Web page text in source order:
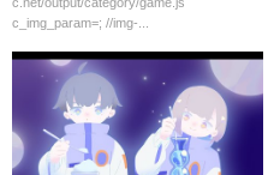
c_img_param=; //img-...